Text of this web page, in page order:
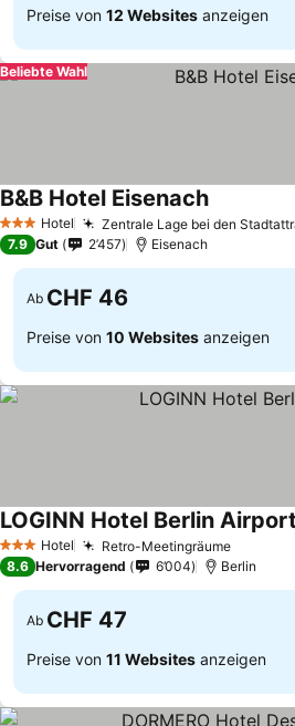
Preise von 12 Websites anzeigen
Beliebte Wahl
3 SterneHotel Zentrale Lage bei den
B&B Hotel Eisenach
7.9 Gut 2’457 Eisenach
Ab CHF 46
Preise von 10 Websites anzeigen
3 SterneHotel Retro-Meetingräume
LOGINN Hotel Berlin Airport
8.6 Hervorragend 6’004 Berlin
Ab CHF 47
Preise von 11 Websites anzeigen